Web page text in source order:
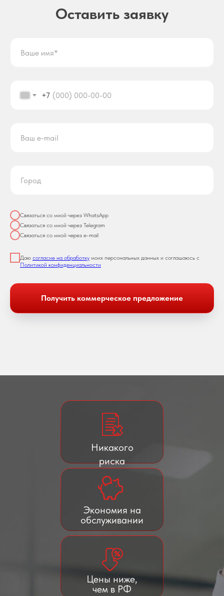
Оставить заявку
+7
Связаться со мной через WhatsApp
Связаться со мной через Telegram
Связаться со мной через e-mail
Даю согласие на обработку моих персональных данных и соглашаюсь с
Политикой конфиденциальности
Получить коммерческое предложение
Никакого
риска
Цены ниже,
чем в РФ
Экономия на
обслуживании